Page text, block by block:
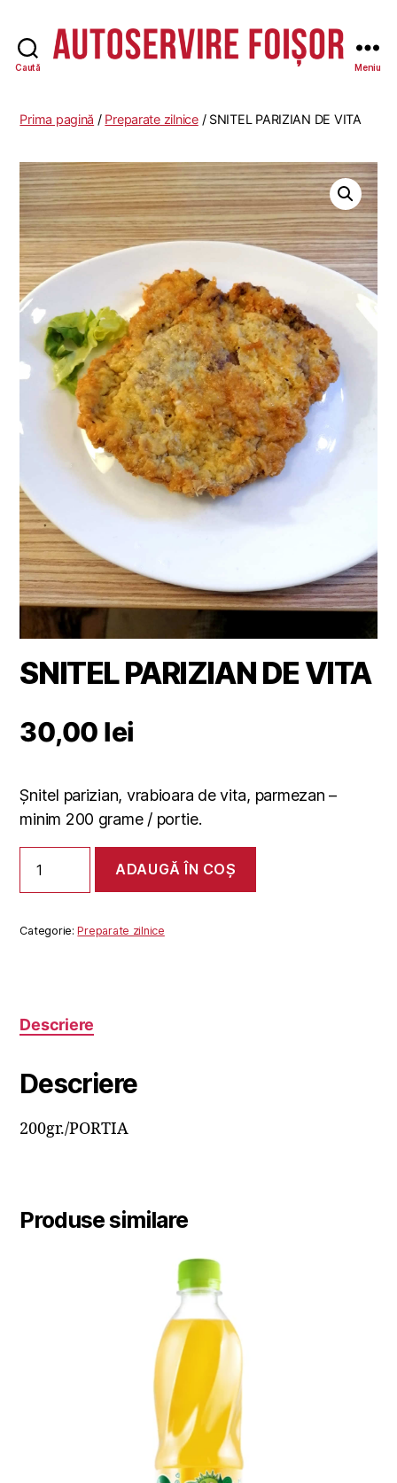
Caută
-
Meniu
Prima pagină / Preparate zilnice/ SNITEL PARIZIAN DE VITA
SNITEL PARIZIAN DE VITA
30,00 lei
Șnitel parizian, vrabioara de vita, parmezan –
minim 200 grame / portie.
SNITEL
PARIZIAN
VITA
ADAUGĂ ÎN COȘ
Categorie:Preparate zilnice
Descriere
Descriere
200gr./PORTIA
Produse similare